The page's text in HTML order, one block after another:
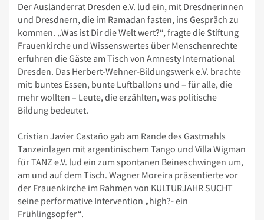
Der Ausländerrat Dresden e.V. lud ein, mit Dresdnerinnen
und Dresdnern, die im Ramadan fasten, ins Gespräch zu
kommen. „Was ist Dir die Welt wert?“, fragte die Stiftung
Frauenkirche und Wissenswertes über Menschenrechte
erfuhren die Gäste am Tisch von Amnesty International
Dresden. Das Herbert-Wehner-Bildungswerk e.V. brachte
mit: buntes Essen, bunte Luftballons und – für alle, die
mehr wollten – Leute, die erzählten, was politische
Bildung bedeutet.
Cristian Javier Castaño gab am Rande des Gastmahls
Tanzeinlagen mit argentinischem Tango und Villa Wigman
für TANZ e.V. lud ein zum spontanen Beineschwingen um,
am und auf dem Tisch. Wagner Moreira präsentierte vor
der Frauenkirche im Rahmen von KULTURJAHR SUCHT
seine performative Intervention „high?- ein
Frühlingsopfer“.